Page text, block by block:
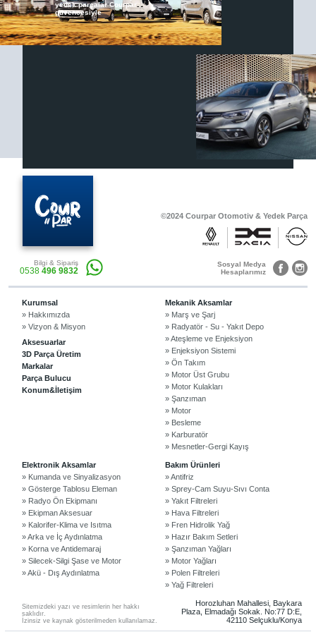
Otomobil, Suv, arazi ve ticari araçlar için
gerekli sarf malzemeler Courpar’da
3D baskı teknolojisiyle üretiyor,
müşterilerimize çözüm sunuyoruz.
©2024 Courpar Otomotiv & Yedek Parça
Renault & Dacia Araçlarınızda
Yedek Parça Çözümleri için
En Güvenilir Destek Noktası
yedek parçalar Courpar
güvencesiyle
©2024 Courpar Otomotiv & Yedek Parça
Bilgi & Sipariş
0538 496 9832
Sosyal Medya
Hesaplarımız
Sitemizdeki yazı ve resimlerin her hakkı
saklıdır.
İzinsiz ve kaynak gösterilmeden kullanılamaz.
Horozluhan Mahallesi, Baykara
Plaza, Elmadağı Sokak. No:77 D:E,
42110 Selçuklu/Konya
Kurumsal
» Hakkımızda
» Vizyon & Misyon
Aksesuarlar
3D Parça Üretim
Markalar
Parça Bulucu
Konum&İletişim
Mekanik Aksamlar
» Marş ve Şarj
» Radyatör - Su - Yakıt Depo
» Ateşleme ve Enjeksiyon
» Enjeksiyon Sistemi
» Ön Takım
» Motor Üst Grubu
» Motor Kulakları
» Şanzıman
» Motor
» Besleme
» Karburatör
» Mesnetler-Gergi Kayış
Elektronik Aksamlar
» Kumanda ve Sinyalizasyon
» Gösterge Tablosu Eleman
» Radyo Ön Ekipmanı
» Ekipman Aksesuar
» Kalorifer-Klima ve Isıtma
» Arka ve İç Aydınlatma
» Korna ve Antidemaraj
» Silecek-Silgi Şase ve Motor
» Akü - Dış Aydınlatma
Bakım Ürünleri
» Antifriz
» Sprey-Cam Suyu-Sıvı Conta
» Yakıt Filtreleri
» Hava Filtreleri
» Fren Hidrolik Yağ
» Hazır Bakım Setleri
» Şanzıman Yağları
» Motor Yağları
» Polen Filtreleri
» Yağ Filtreleri